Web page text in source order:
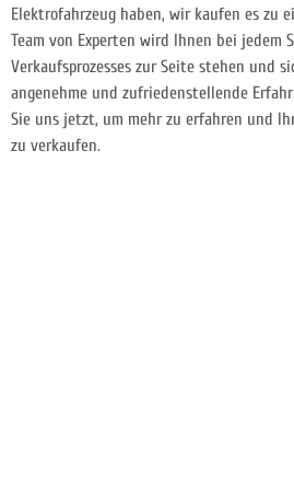
Elektrofahrzeug haben, wir kaufen es zu
Team von Experten wird Ihnen bei jedem
Verkaufsprozesses zur Seite stehen und
angenehme und zufriedenstellende
Sie uns jetzt, um mehr zu erfahren und
zu verkaufen.